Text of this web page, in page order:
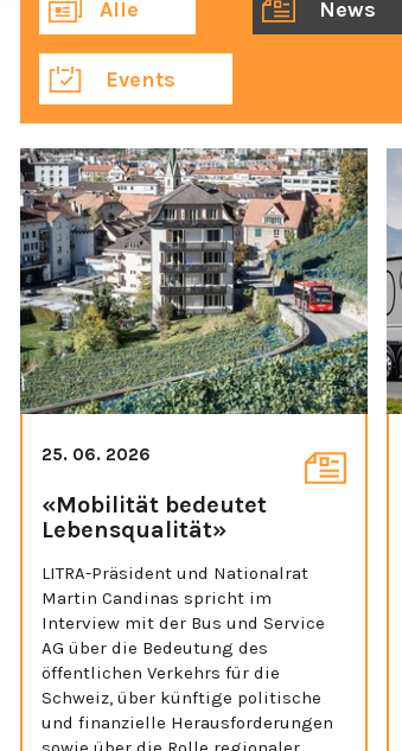
Alle News
Events
25. 06. 2026
«Mobilität bedeutet
Lebensqualität»
LITRA-Präsident und Nationalrat
Martin Candinas spricht im
Interview mit der Bus und Service
AG über die Bedeutung des
öffentlichen Verkehrs für die
Schweiz, über künftige politische
und finanzielle Herausforderungen